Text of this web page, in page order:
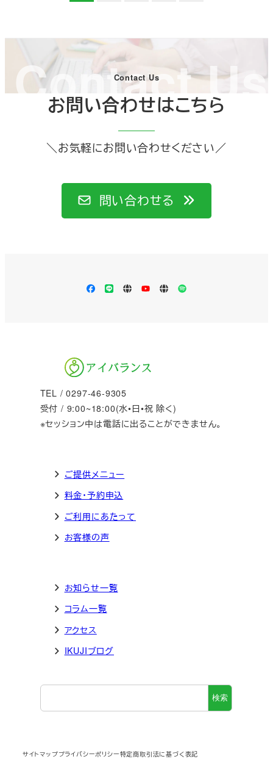
の
ペ
ー
Contact Us
Contact Us
お問い合わせはこちら
＼お気軽にお問い合わせください／
問い合わせる
Facebook
LINEApple
Podcast
YouTube
LISTENSpotify
TEL / 0297-46-9305
受付 / 9:00~18:00(水•日•祝 除く)
※セッション中は電話に出ることができません。
ご提供メニュー
料金・予約申込
ご利用にあたって
お客様の声
お知らせ一覧
コラム一覧
アクセス
IKUJIブログ
索
検索
サイトマッププライバシーポリシー特定商取引法に基づく表記